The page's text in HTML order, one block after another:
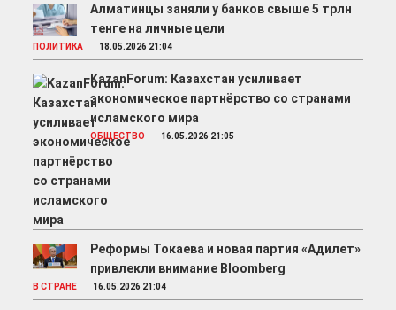
Алматинцы заняли у банков свыше 5 трлн
тенге на личные цели
ПОЛИТИКА 18.05.2026 21:04
KazanForum: Казахстан усиливает
экономическое партнёрство со странами
исламского мира
ОБЩЕСТВО 16.05.2026 21:05
Реформы Токаева и новая партия «Адилет»
привлекли внимание Bloomberg
В СТРАНЕ 16.05.2026 21:04